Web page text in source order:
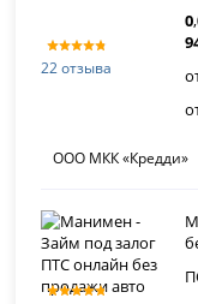
22 отзыва
0,
ООО МКК «Кредди»